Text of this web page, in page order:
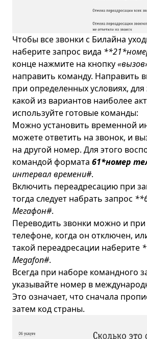
Чтобы все звонки с Билайна
наберите запрос вида
конце нажмите на кнопку
направить команду. Направить
при определенных условиях,
какой из вариантов наиболее
используйте готовые команды:
Можно установить временной
можете ответить на звонок, и
на другой номер. Для этого
командой формата 61*номер
интервал времени#.
Включить переадресацию при
тогда следует набрать запрос
Мегафон#.
Переводить звонки можно и
телефоне, когда он отключен,
такой переадресации наберите
Megafon#.
Всегда при наборе командного
указывайте номер в
Это означает, что сначала
затем код страны.